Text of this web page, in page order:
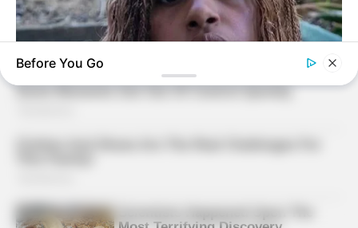
Before You Go